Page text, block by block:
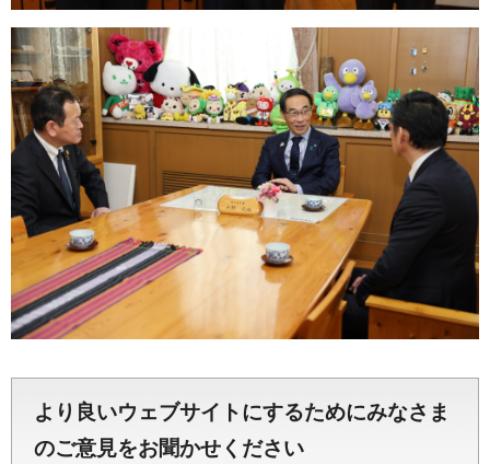
より良いウェブサイトにするためにみなさま
のご意見をお聞かせください